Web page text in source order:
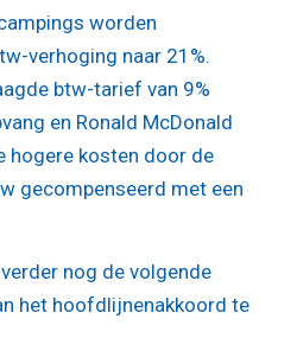
worden
verhoging naar 21%.
btw-tarief van 9%
en Ronald McDonald
hogere kosten door de
gecompenseerd met een
nog de volgende
het hoofdlijnenakkoord te